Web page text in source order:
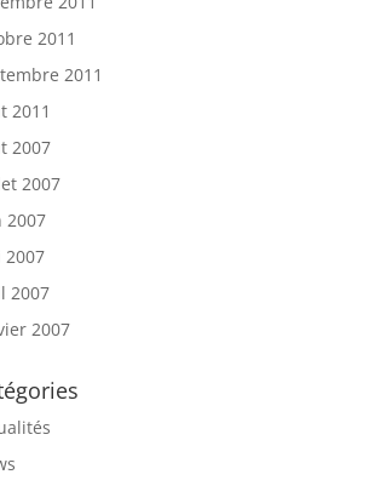
2011
2011
2011
2007
2007
2007
2007
2007
2007